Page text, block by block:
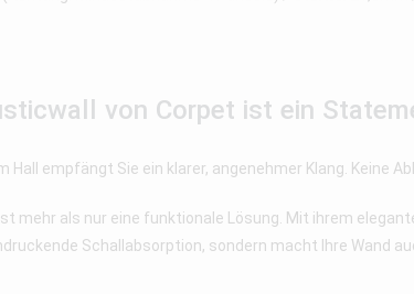
von Corpet ist ein
empfängt Sie ein klarer, angenehmer Klang. Keine
als nur eine funktionale Lösung. Mit ihrem
Schallabsorption, sondern macht Ihre Wand